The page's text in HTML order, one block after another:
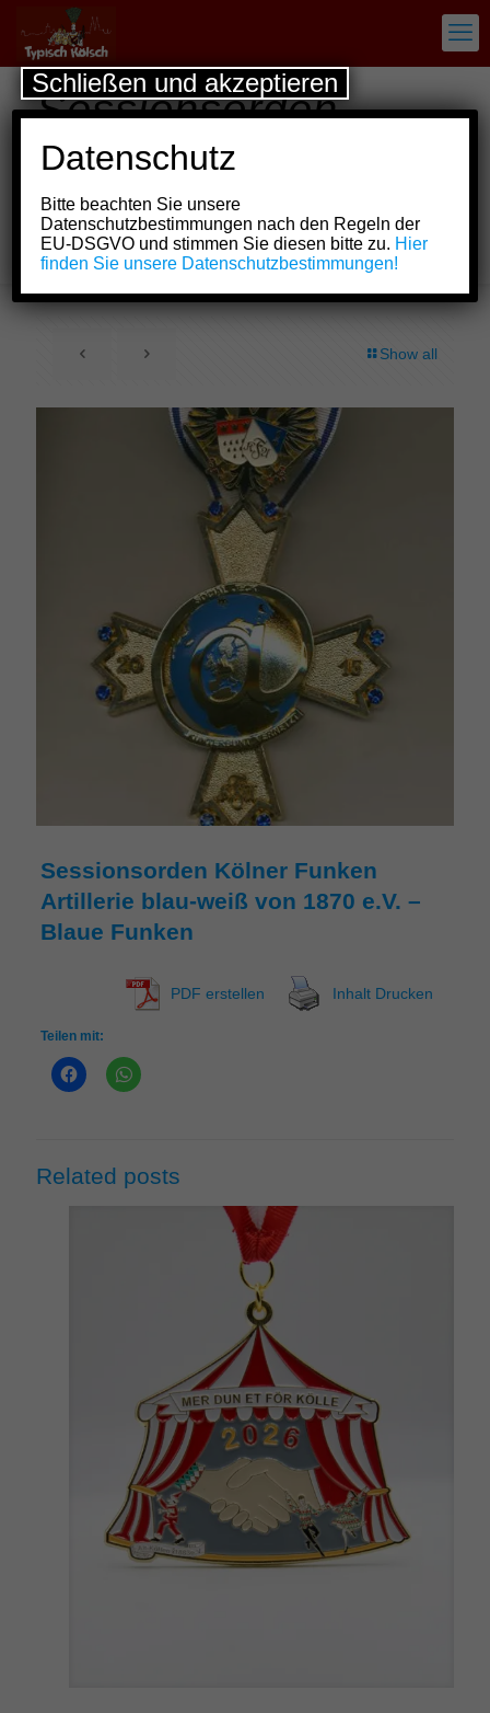
Sessionsorden
Kölner Funken
Artillerie blau-weiß
von 1870 e.V. –
Blaue Funken
Show all
Sessionsorden Kölner Funken
Artillerie blau-weiß von 1870 e.V. –
Blaue Funken
PDF erstellen Inhalt Drucken
Teilen mit:
Related posts
Datenschutz
Bitte beachten Sie unsere
Datenschutzbestimmungen nach den Regeln der
EU-DSGVO und stimmen Sie diesen bitte zu. Hier
finden Sie unsere Datenschutzbestimmungen!
Schließen und akzeptieren